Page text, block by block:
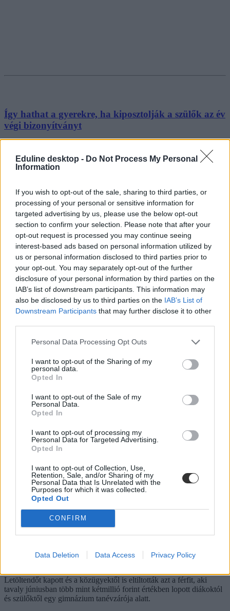
Eduline desktop - Do Not Process My Personal
Information
If you wish to opt-out of the sale, sharing to third parties, or
processing of your personal or sensitive information for
targeted advertising by us, please use the below opt-out
section to confirm your selection. Please note that after your
opt-out request is processed you may continue seeing
interest-based ads based on personal information utilized by
us or personal information disclosed to third parties prior to
your opt-out. You may separately opt-out of the further
disclosure of your personal information by third parties on the
IAB’s list of downstream participants. This information may
also be disclosed by us to third parties on the IAB’s List of
Downstream Participants that may further disclose it to other
Personal Data Processing Opt Outs
I want to opt-out of the Sharing of my
personal data.
Opted In
I want to opt-out of the Sale of my
Personal Data.
Opted In
I want to opt-out of processing my
Personal Data for Targeted Advertising.
Opted In
I want to opt-out of Collection, Use,
Retention, Sale, and/or Sharing of my
Personal Data that Is Unrelated with the
Purposes for which it was collected.
Opted Out
CONFIRM
Data Deletion Data Access Privacy Policy
Így hathat a gyerekre, ha kiposztolják a szülők az év
végi bizonyítványt
bizonyítvány és büszke szülő, ha június végén megnyitjuk a
Facebookot. Bár gyakran jó szándékkal posztolnak a gyerekükről,
beszélgettünk Dombi Ancsa, általános iskolás gyerekekkel és
középiskolásokkal foglalkozó tanácsadó szakpszichológussal.
Közoktatás
Tornyos Kata
Mi történik, ha nem vesztek részt a tanévzárón?
Röviden és tömören összefoglalva: semmi, hiszen a
bizonyítványotokat máskor is átvehetitek az iskola titkárságán.
Közoktatás
Székács Linda
Letöltendőt kapott a tanévzáró alatt diákokat
kifosztó férfi
Letöltendőt kapott és a közügyektől is eltiltották azt a férfit, aki
tavaly júniusban több mint kétmillió forint értékben lopott diákoktól
és szülőktől egy gimnázium tanévzárója alatt.